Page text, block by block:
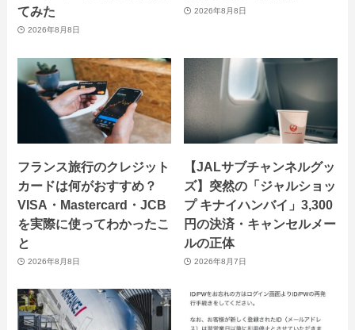
てみた
2026年8月8日
2026年8月8日
フランス旅行のクレジット
カードは何がおすすめ？
VISA・Mastercard・JCB
を実際に使ってわかったこ
と
2026年8月8日
【JALサブチャンネルグッ
ズ】突然の「ジャルショッ
プ キナイハンバイ」3,300
円の決済・キャンセルメー
ルの正体
2026年8月7日